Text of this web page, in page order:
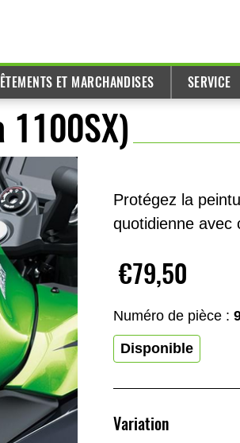
ET MARCHANDISES SERVICE
1100SX)
Protégez la
quotidienne avec
€79,50
Numéro de pièce :
Disponible
Variation